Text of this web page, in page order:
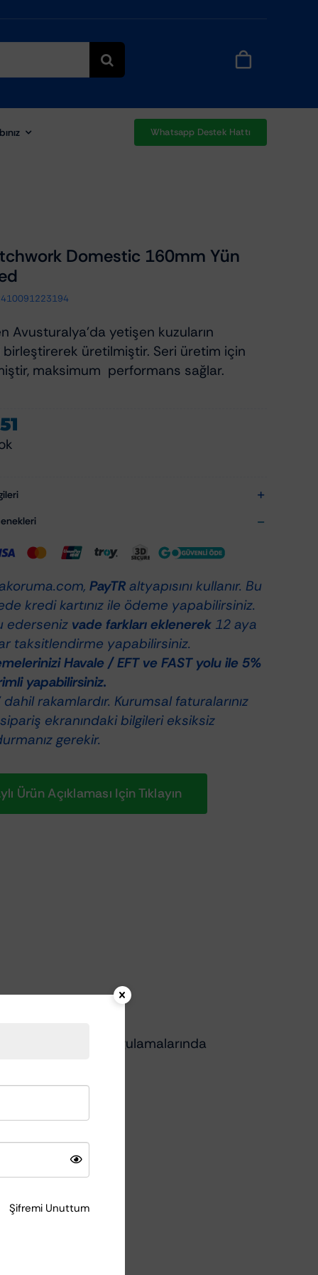
Whatsapp Destek Hattı
Domestic 160mm Yün
Avusturalya’da yetişen kuzuların
birleştirerek üretilmiştir. Seri üretim için
maksimum performans sağlar.
PayTRaltyapısını kullanır. Bu
kredi kartınız ile ödeme yapabilirsiniz.
ederseniz vade farkları eklenerek12 aya
taksitlendirme yapabilirsiniz.
Havale / EFT ve FAST yolu ile 5%
yapabilirsiniz.
dahil rakamlardır. Kurumsal faturalarınız
ekranındaki bilgileri eksiksiz
gerekir.
Ürün Açıklaması Için Tıklayın
mobilya lake uygulamalarında
Şifremi Unuttum